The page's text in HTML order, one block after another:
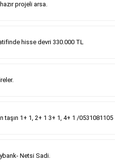
otel 34 odalı. ...
ilan türleri hakkında detaylara
ilanı anma ilan, başsağlığı ilanı,
vb. ilan türleri toplanmaktadır. Ticari
projeli arsa.
hisse devri 330.000 TL
taşın 1+ 1, 2+ 1 3+ 1, 4+ 1 /0531081105
Netsi Sadi.